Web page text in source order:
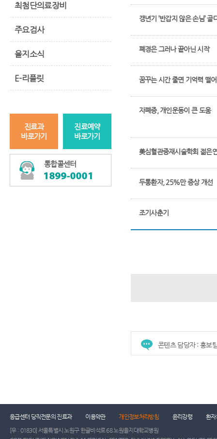
최첨단의료장비
주요검사
을지소식
E-리플릿
진료과
바로가기
진료예약
바로가기
통합콜센터
갱년기 ’반갑지 않은 손님’ 골
폐경은 그러나 끝아닌 시작
꿈꾸는 시간 줄면 기억력 떨
자폐증, 개인운동이 큰 도움
美심혈관중재시술학회 젊은
두통환자, 25%만 증상 개선
조기사춘기
콘텐츠 담당자 : 홍보
응급센터 당직전문의 진료과 이용약관 개인정보처리방침 윤리강령
환자
[우 : 01830] 서울특별시 노원구 한글비석로 68 노원을지대학교병원